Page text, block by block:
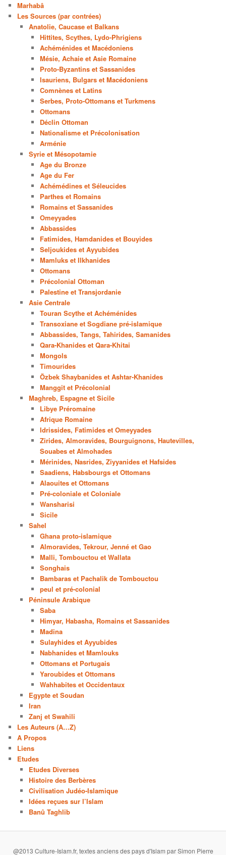
Marhabâ
Les Sources (par contrées)
Anatolie, Caucase et Balkans
Hittites, Scythes, Lydo-Phrigiens
Achéménides et Macédoniens
Mésie, Achaie et Asie Romaine
Proto-Byzantins et Sassanides
Isauriens, Bulgars et Macédoniens
Comnènes et Latins
Serbes, Proto-Ottomans et Turkmens
Ottomans
Déclin Ottoman
Nationalisme et Précolonisation
Arménie
Syrie et Mésopotamie
Age du Bronze
Age du Fer
Achémédines et Séleucides
Parthes et Romains
Romains et Sassanides
Omeyyades
Abbassides
Fatimides, Hamdanides et Bouyides
Seljoukides et Ayyubides
Mamluks et Ilkhanides
Ottomans
Précolonial Ottoman
Palestine et Transjordanie
Asie Centrale
Touran Scythe et Achéménides
Transoxiane et Sogdiane pré-islamique
Abbassides, Tangs, Tahirides, Samanides
Qara-Khanides et Qara-Khitai
Mongols
Timourides
Özbek Shaybanides et Ashtar-Khanides
Manggit et Précolonial
Maghreb, Espagne et Sicile
Libye Préromaine
Afrique Romaine
Idrissides, Fatimides et Omeyyades
Zirides, Almoravides, Bourguignons, Hautevilles,
Souabes et Almohades
Mérinides, Nasrides, Ziyyanides et Hafsides
Saadiens, Habsbourgs et Ottomans
Alaouites et Ottomans
Pré-coloniale et Coloniale
Wansharisi
Sicile
Sahel
Ghana proto-islamique
Almoravides, Tekrour, Jenné et Gao
Malli, Tombouctou et Wallata
Songhais
Bambaras et Pachalik de Tombouctou
peul et pré-colonial
Péninsule Arabique
Saba
Himyar, Habasha, Romains et Sassanides
Madina
Sulayhides et Ayyubides
Nabhanides et Mamlouks
Ottomans et Portugais
Yaroubides et Ottomans
Wahhabites et Occidentaux
Egypte et Soudan
Iran
Zanj et Swahili
Les Auteurs (A…Z)
A Propos
Liens
Etudes
Etudes Diverses
Histoire des Berbères
Civilisation Judéo-Islamique
Idées reçues sur l’Islam
Banû Taghlib
@2013 Culture-Islam.fr, textes anciens des pays d'Islam par Simon Pierre